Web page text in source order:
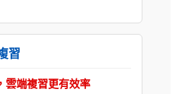
習
雲端複習更有效率